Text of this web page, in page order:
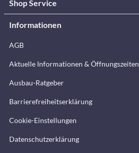
Shop Service
Informationen
AGB
Aktuelle Informationen & Öffnungszeiten
Ausbau-Ratgeber
Barrierefreiheitserklärung
Cookie-Einstellungen
Datenschutzerklärung